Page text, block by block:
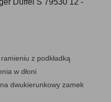
Duffel S 79530 12 -
z podkładką
w dłoni
dwukierunkowy zamek